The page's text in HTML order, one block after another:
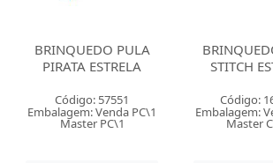
BRINQUEDO PULA
PIRATA ESTRELA
Código: 57551
Embalagem: Venda PC\1
Master PC\1
STITCH
Código:
Embalagem:
Master